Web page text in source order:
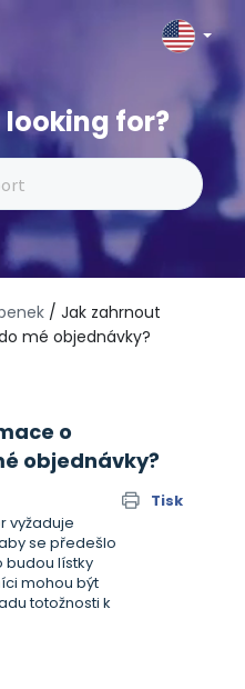
for?
/ Jak zahrnout
mé objednávky?
o
objednávky?
Tisk
vyžaduje
se předešlo
budou lístky
mohou být
totožnosti k